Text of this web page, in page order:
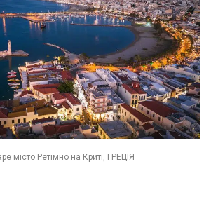
місто Ретімно на Криті, ГРЕЦІЯ